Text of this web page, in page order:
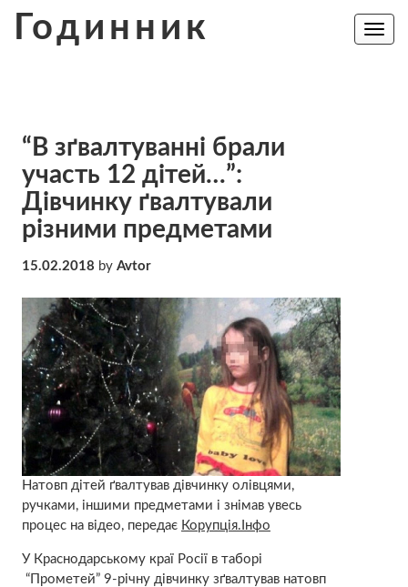
Годинник
Toggle
“В зґвалтуванні брали
участь 12 дітей…”:
Дівчинку ґвалтували
різними предметами
15.02.2018 by Avtor
Натовп дітей ґвалтував дівчинку олівцями,
ручками, іншими предметами і знімав увесь
процес на відео, передає Корупція.Інфо
У Краснодарському краї Росії в таборі
“Прометей” 9-річну дівчинку зґвалтував натовп